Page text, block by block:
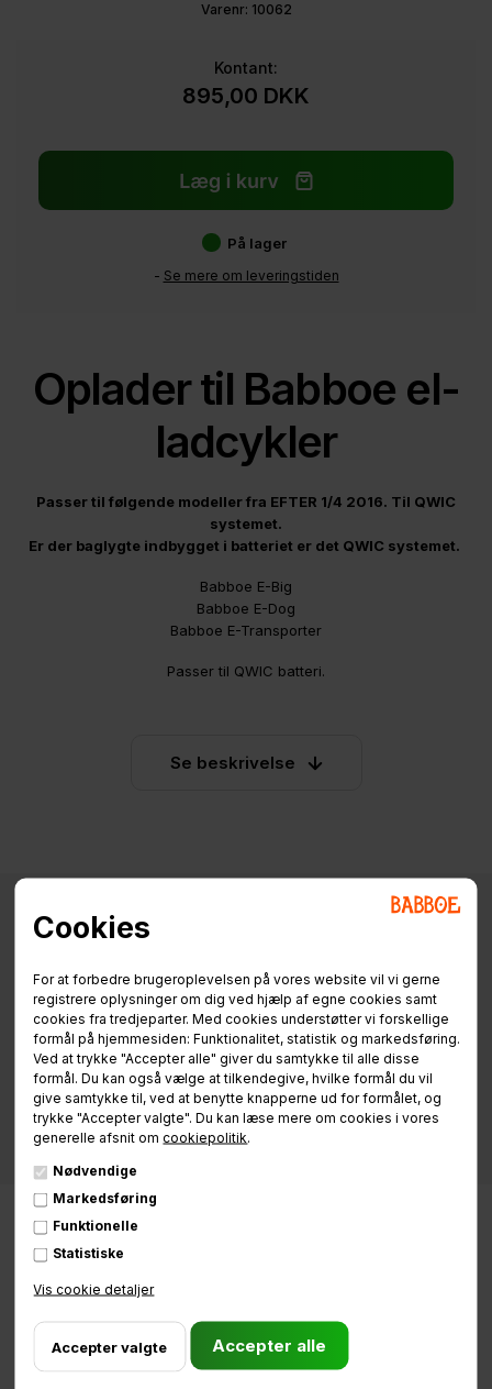
Cookies
For at forbedre brugeroplevelsen på vores website vil vi gerne
registrere oplysninger om dig ved hjælp af egne cookies samt
cookies fra tredjeparter. Med cookies understøtter vi forskellige
formål på hjemmesiden: Funktionalitet, statistik og markedsføring.
Ved at trykke "Accepter alle" giver du samtykke til alle disse
formål. Du kan også vælge at tilkendegive, hvilke formål du vil
give samtykke til, ved at benytte knapperne ud for formålet, og
trykke "Accepter valgte". Du kan læse mere om cookies i vores
generelle afsnit omcookiepolitik.
Nødvendige
Markedsføring
Funktionelle
Statistiske
Vis cookie detaljer
Varenr: 10062
Kontant:
895,00 DKK
På lager
- Se mere om leveringstiden
Oplader til Babboe el-
ladcykler
Passer til følgende modeller fra EFTER 1/4 2016. Til QWIC
systemet.
Er der baglygte indbygget i batteriet er det QWIC systemet.
Babboe E-Big
Babboe E-Dog
Babboe E-Transporter
Passer til QWIC batteri.
Se beskrivelse